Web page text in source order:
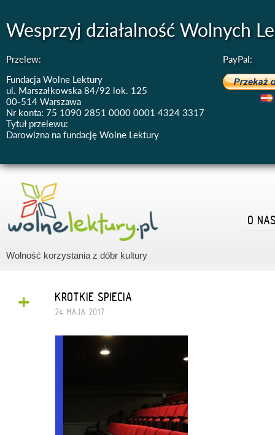
Wesprzyj działalność Wolnych
Przelew:
Fundacja Wolne Lektury
ul. Marszałkowska 84/92 lok. 125
00-514 Warszawa
Nr konta: 75 1090 2851 0000 0001 4324 3317
Tytuł przelewu:
Darowizna na fundację Wolne Lektury
PayPal:
Wolność korzystania z dóbr kultury
O
+ KROTKIE SPIECIA
24 MAJA 2017